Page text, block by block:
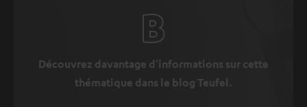
Découvrez davantage d'informations sur cette
thématique dans le blog Teufel.